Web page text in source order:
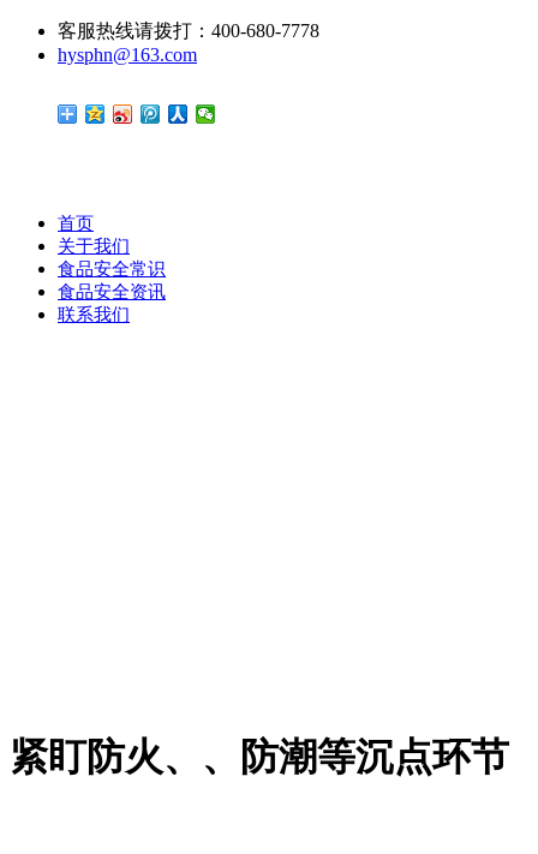
客服热线请拨打：400-680-7778
hysphn@163.com
首页
关于我们
食品安全常识
食品安全资讯
联系我们
紧盯防火、、防潮等沉点环节